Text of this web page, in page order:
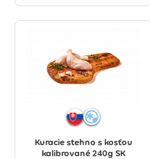
Kuracie stehno s kosťou
kalibrované 240g SK